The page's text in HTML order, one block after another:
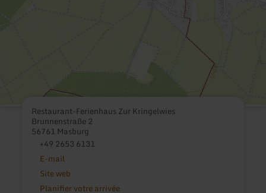
Restaurant-Ferienhaus Zur Kringelwies
Brunnenstraße 2
56761 Masburg
+49 2653 6131
E-mail
Site web
Planifier votre arrivée